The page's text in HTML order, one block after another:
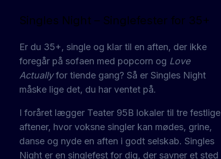
Singles Night – Singlefester for 35+
Er du 35+, single og klar til en aften, der ikke
foregår på sofaen med popcorn og Love
Actuallyfor tiende gang? Så er Singles Night
måske lige det, du har ventet på.
I foråret lægger Teater 95B lokaler til tre festlige
aftener, hvor voksne singler kan mødes, grine,
danse og nyde en aften i godt selskab. Singles
Night er en singlefest for dig, der savner et sted